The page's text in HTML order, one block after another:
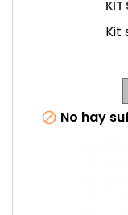
KIT
Kit
 No hay